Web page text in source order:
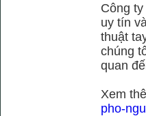
Công
uy tín
thuật
chúng
quan
Xem
pho-